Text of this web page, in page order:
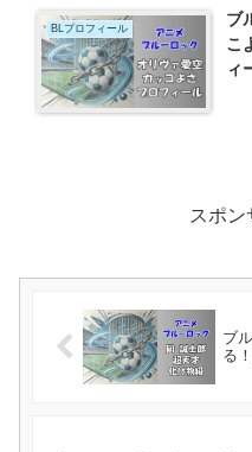
BLプロフィール
ブ
こ
ィ
スポン
ブ
る